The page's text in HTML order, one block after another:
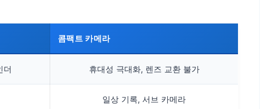
콤팩트 카메라
더 휴대성 극대화, 렌즈 교환 불가
일상 기록, 서브 카메라